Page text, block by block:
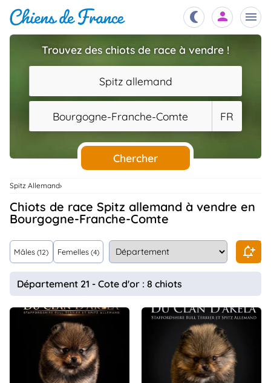
Chiots
Éleveurs
Étalons
Chiens
Services
..
Assurances
Connexion
Trouvez des chiots de race à vendre !
Spitz allemand
Bourgogne-Franche-Comte FR
Chercher
Spitz Allemand
Chiots de race Spitz allemand à vendre en
Bourgogne-Franche-Comte
Mâles (12) Femelles (4)
Département 21 - Cote d'or : 8 chiots